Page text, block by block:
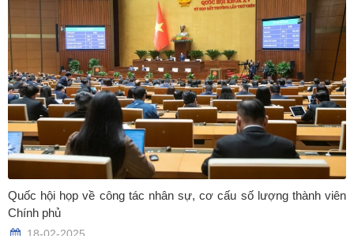
Quốc hội họp về công tác nhân sự, cơ cấu số lượng thành viên
Chính phủ